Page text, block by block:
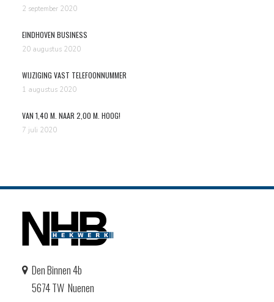
2 september 2020
EINDHOVEN BUSINESS
20 augustus 2020
WIJZIGING VAST TELEFOONNUMMER
1 augustus 2020
VAN 1,40 M. NAAR 2,00 M. HOOG!
7 juli 2020
Den Binnen 4b
5674 TW Nuenen